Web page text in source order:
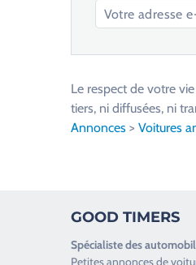
l
a
Le respect de votre
tiers, ni diffusées, ni
Annonces > Voitures
GOOD TIMERS
Spécialiste des
Petites annonces de